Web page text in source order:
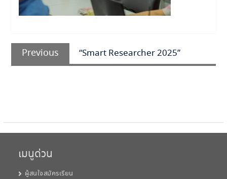
แนะแนว
เรื่อง
Previous
Previous
post:
“Smart Researcher 2025”
เมนูด่วน
ผู้สนใจสมัครเรียน